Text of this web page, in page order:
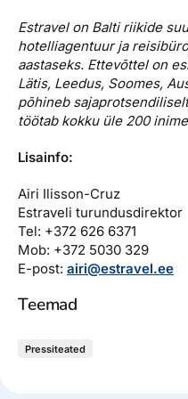
Estravel on Balti riikide
hotelliagentuur ja
aastaseks. Ettevõttel on
Lätis, Leedus, Soomes,
põhineb
töötab kokku üle 200
Lisainfo:
Airi Ilisson-Cruz
Estraveli turundusdirektor
Tel: +372 626 6371
Mob: +372 5030 329
E-post: airi@estravel.ee
Teemad
Pressiteated